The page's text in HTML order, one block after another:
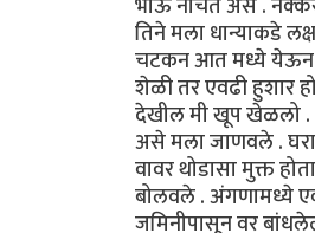
तिने मला धान्याकडे
चटकन आत मध्ये येऊन
शेळी तर एवढी हुशार
देखील मी खूप खेळलो .
असे मला जाणवले .
वावर थोडासा मुक्त
बोलवले . अंगणामध्ये
जमिनीपासून वर